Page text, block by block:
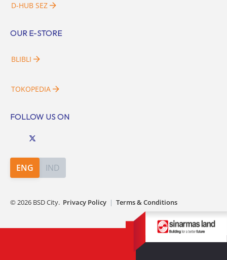
D-HUB SEZ
OUR E-STORE
BLIBLI
TOKOPEDIA
FOLLOW US ON
ENG IND
©2026 BSD City. Privacy Policy | Terms & Conditions